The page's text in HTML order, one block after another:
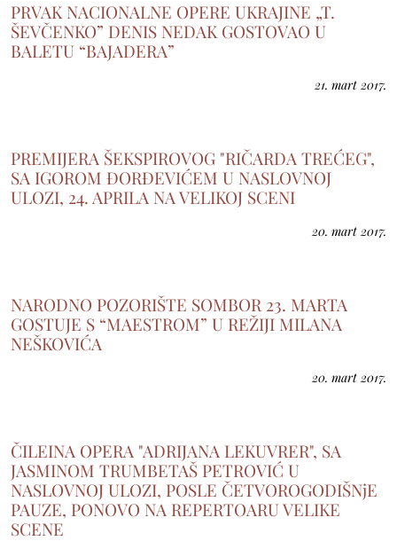
PRVAK NACIONALNE OPERE UKRAJINE „T.
ŠEVČENKO” DENIS NEDAK GOSTOVAO U
BALETU “BAJADERA”
21. mart 2017.
PREMIJERA ŠEKSPIROVOG "RIČARDA TREĆEG",
SA IGOROM ĐORĐEVIĆEM U NASLOVNOJ
ULOZI, 24. APRILA NA VELIKOJ SCENI
20. mart 2017.
NARODNO POZORIŠTE SOMBOR 23. MARTA
GOSTUJE S “MAESTROM” U REŽIJI MILANA
NEŠKOVIĆA
20. mart 2017.
ČILEINA OPERA "ADRIJANA LEKUVRER", SA
JASMINOM TRUMBETAŠ PETROVIĆ U
NASLOVNOJ ULOZI, POSLE ČETVOROGODIŠNjE
PAUZE, PONOVO NA REPERTOARU VELIKE
SCENE